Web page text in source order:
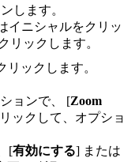
します。
イニシャルをクリッ
リックします。
リックします。
ョンで、 [Zoom
ックして、オプショ
[有効にする] または